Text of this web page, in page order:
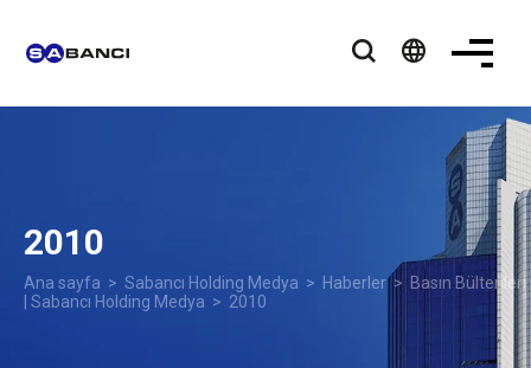
language
2010
Ana sayfa > Sabancı Holding Medya > Haberler> Basın Bültenleri
| Sabancı Holding Medya > 2010